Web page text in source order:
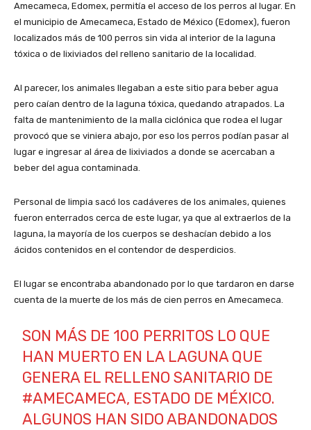
Amecameca, Edomex, permitía el acceso de los perros al lugar. En
el municipio de Amecameca, Estado de México (Edomex), fueron
localizados más de 100 perros sin vida al interior de la laguna
tóxica o de lixiviados del relleno sanitario de la localidad.
Al parecer, los animales llegaban a este sitio para beber agua
pero caían dentro de la laguna tóxica, quedando atrapados. La
falta de mantenimiento de la malla ciclónica que rodea el lugar
provocó que se viniera abajo, por eso los perros podían pasar al
lugar e ingresar al área de lixiviados a donde se acercaban a
beber del agua contaminada.
Personal de limpia sacó los cadáveres de los animales, quienes
fueron enterrados cerca de este lugar, ya que al extraerlos de la
laguna, la mayoría de los cuerpos se deshacían debido a los
ácidos contenidos en el contendor de desperdicios.
El lugar se encontraba abandonado por lo que tardaron en darse
cuenta de la muerte de los más de cien perros en Amecameca.
SON MÁS DE 100 PERRITOS LO QUE
HAN MUERTO EN LA LAGUNA QUE
GENERA EL RELLENO SANITARIO DE
#AMECAMECA, ESTADO DE MÉXICO.
ALGUNOS HAN SIDO ABANDONADOS